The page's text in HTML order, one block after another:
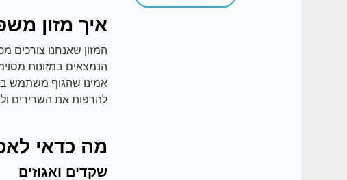
איך מזון
המזון שאנחנו צורכים
הנמצאים במזונות
אמינו שהגוף משתמש בה
להרפות את השרירים
מה כדאי
שקדים ואגוזים